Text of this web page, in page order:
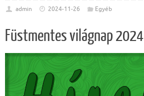
admin 2024-11-26 Egyéb
Füstmentes világnap 2024